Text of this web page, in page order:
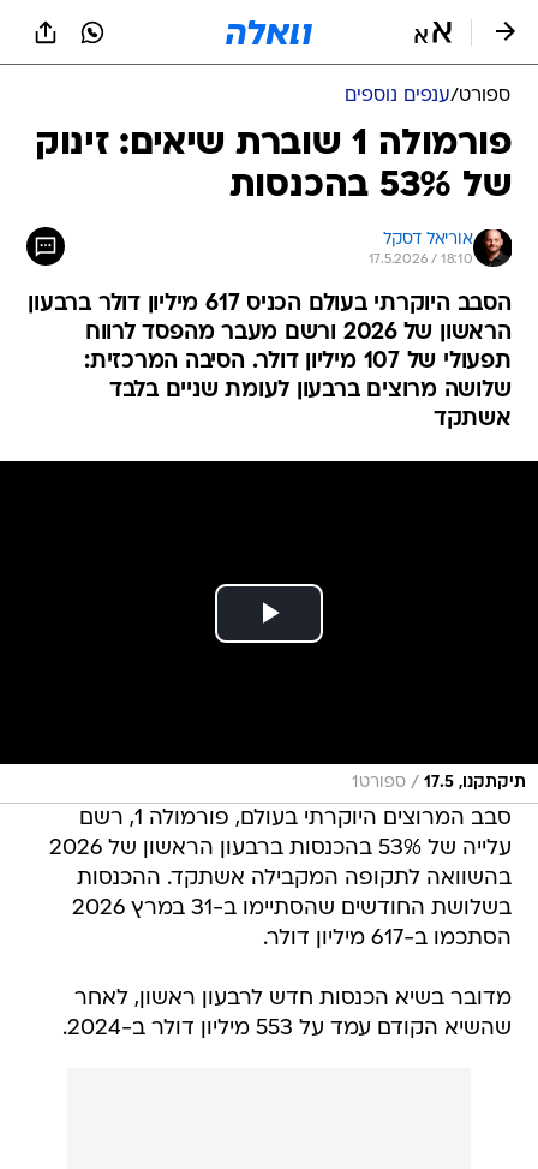
ספורט/ענפים נוספים
פורמולה 1 שוברת שיאים: זינוק
של 53% בהכנסות
אוריאל דסקל
17.5.2026 / 18:10
הסבב היוקרתי בעולם הכניס 617 מיליון דולר ברבעון
הראשון של 2026 ורשם מעבר מהפסד לרווח
תפעולי של 107 מיליון דולר. הסיבה המרכזית:
שלושה מרוצים ברבעון לעומת שניים בלבד
אשתקד
תיקתקנו, 17.5 / ספורט1
סבב המרוצים היוקרתי בעולם, פורמולה 1, רשם
עלייה של 53% בהכנסות ברבעון הראשון של 2026
בהשוואה לתקופה המקבילה אשתקד. ההכנסות
בשלושת החודשים שהסתיימו ב-31 במרץ 2026
הסתכמו ב-617 מיליון דולר.
מדובר בשיא הכנסות חדש לרבעון ראשון, לאחר
שהשיא הקודם עמד על 553 מיליון דולר ב-2024.